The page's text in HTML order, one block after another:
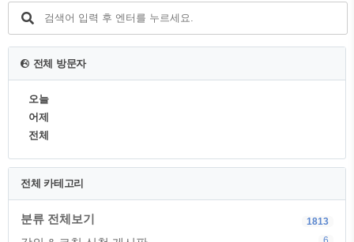
전체 방문자
오늘
어제
전체
전체 카테고리
분류 전체보기 1813